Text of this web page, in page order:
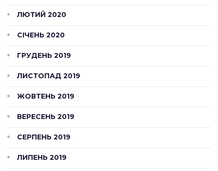
ЛЮТИЙ 2020
СІЧЕНЬ 2020
ГРУДЕНЬ 2019
ЛИСТОПАД 2019
ЖОВТЕНЬ 2019
ВЕРЕСЕНЬ 2019
СЕРПЕНЬ 2019
ЛИПЕНЬ 2019